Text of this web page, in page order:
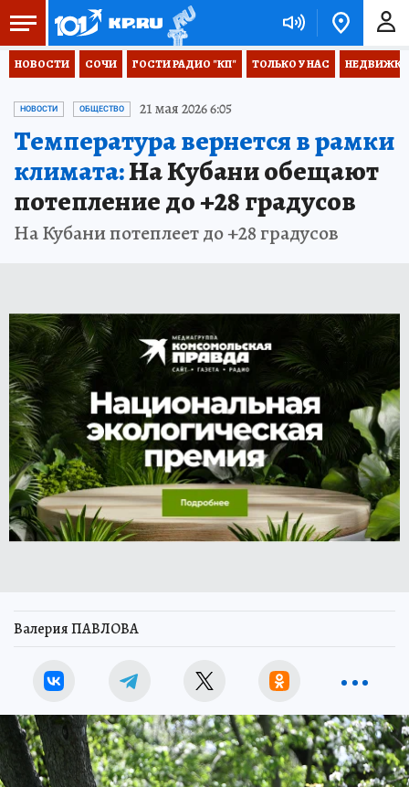
НОВОСТИ СОЧИ ГОСТИ РАДИО "КП" ТОЛЬКО У НАС НЕДВИЖКА
НОВОСТИ ОБЩЕСТВО 21 мая 2026 6:05
Температура вернется в рамки
климата:На Кубани обещают
потепление до +28 градусов
На Кубани потеплеет до +28 градусов
Валерия ПАВЛОВА